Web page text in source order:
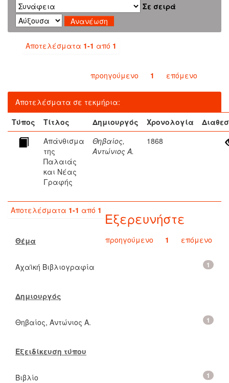
Σε σειρά
Αποτελέσματα 1-1 από 1
προηγούμενο 1 επόμενο
Αποτελέσματα σε τεκμήρια:
Τύπος
Τίτλος Δημιουργός Χρονολογία
Απάνθισμα
της
Παλαιάς
και Νέας
Γραφής
Θηβαίος,
Αντώνιος Α.
1868
Αποτελέσματα 1-1 από 1
προηγούμενο 1 επόμενο
Εξερευνήστε
Θέμα
1
Αχαϊκή Βιβλιογραφία
Δημιουργός
1
Θηβαίος, Αντώνιος Α.
Εξειδίκευση τύπου
1
Βιβλίο